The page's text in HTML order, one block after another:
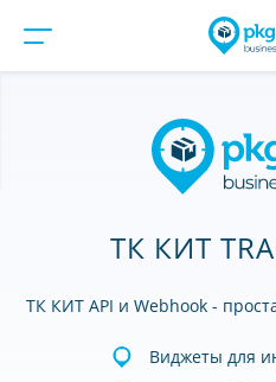
ТК КИТ
ТК КИТ API и Webhook -
Виджеты для